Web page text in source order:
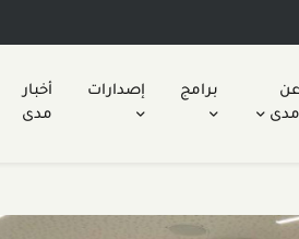
عن
مدى
برامج إصدارات
أخبار
مدى